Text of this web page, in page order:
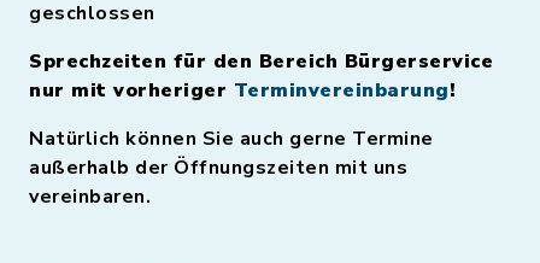
geschlossen
Sprechzeiten für den Bereich Bürgerservice
nur mit vorheriger Terminvereinbarung!
Natürlich können Sie auch gerne Termine
außerhalb der Öffnungszeiten mit uns
vereinbaren.